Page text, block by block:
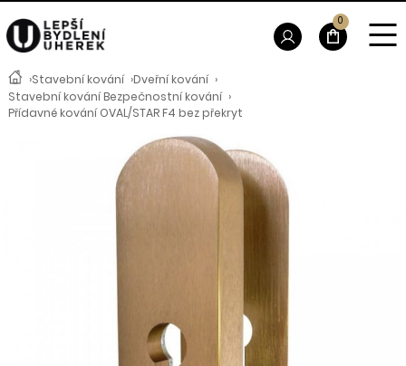
›Stavební kování ›Dveřní kování ›
Stavební kování Bezpečnostní kování ›
Přídavné kování OVAL/STAR F4 bez překryt
0